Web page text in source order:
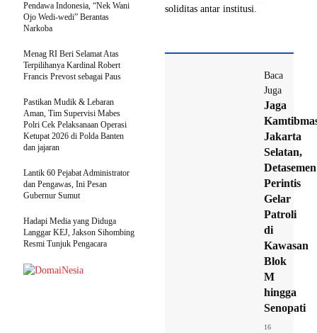
soliditas antar institusi.
Baca
Juga
Jaga
Jakarta
Selatan,
Detasemen
Perintis
Gelar
Patroli
di
Kawasan
Blok
M
hingga
Senopati
16
Pendawa Indonesia, “Nek Wani
Ojo Wedi-wedi” Berantas
Narkoba
Menag RI Beri Selamat Atas
Terpilihanya Kardinal Robert
Francis Prevost sebagai Paus
Pastikan Mudik & Lebaran
Aman, Tim Supervisi Mabes
Polri Cek Pelaksanaan Operasi
Ketupat 2026 di Polda Banten
dan jajaran
Lantik 60 Pejabat Administrator
dan Pengawas, Ini Pesan
Gubernur Sumut
Hadapi Media yang Diduga
Langgar KEJ, Jakson Sihombing
Resmi Tunjuk Pengacara